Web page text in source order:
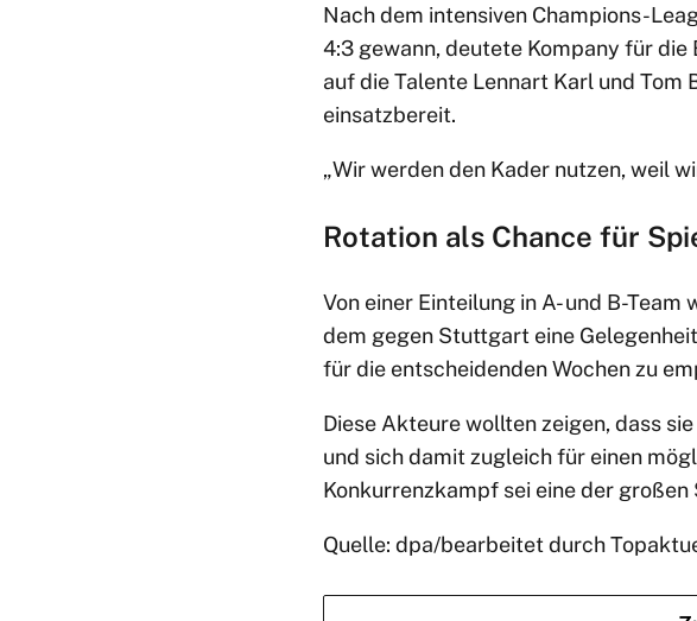
Nach dem intensiven Champions-
4:3 gewann, deutete Kompany für
auf die Talente Lennart Karl und Tom
einsatzbereit.
„Wir werden den Kader nutzen, weil
Rotation als Chance für
Von einer Einteilung in A- und B-
dem gegen Stuttgart eine
für die entscheidenden Wochen zu
Diese Akteure wollten zeigen, dass
und sich damit zugleich für einen
Konkurrenzkampf sei eine der großen
Quelle: dpa/bearbeitet durch